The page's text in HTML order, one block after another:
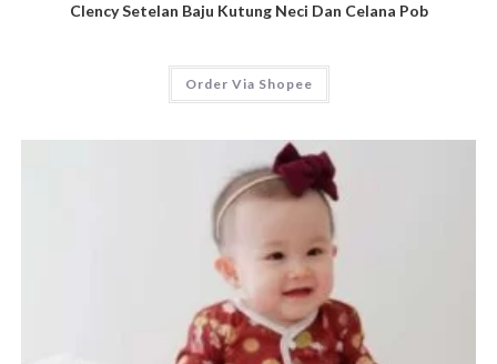
Clency Setelan Baju Kutung Neci Dan Celana Pob
Order Via Shopee